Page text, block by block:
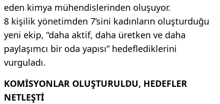
eden kimya mühendislerinden oluşuyor.
8 kişilik yönetimden 7’sini kadınların oluşturduğu
yeni ekip, “daha aktif, daha üretken ve daha
paylaşımcı bir oda yapısı” hedeflediklerini
vurguladı.
KOMİSYONLAR OLUŞTURULDU, HEDEFLER
NETLEŞTİ